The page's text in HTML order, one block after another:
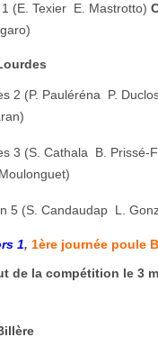
(E. Texier  E. Mastrotto)
2 (P. Pauléréna  P.
3 (S. Cathala  B. Prissé-
5 (S. Candaudap  L.
1, 1ère journée poule B
de la compétition le 3